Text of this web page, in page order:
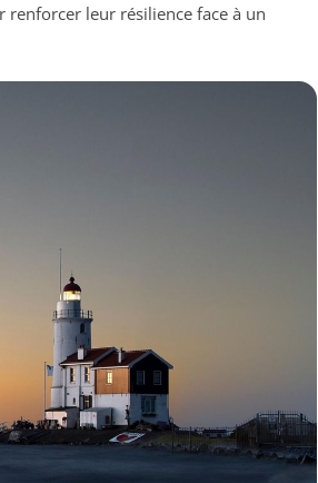
renforcer leur résilience face à un